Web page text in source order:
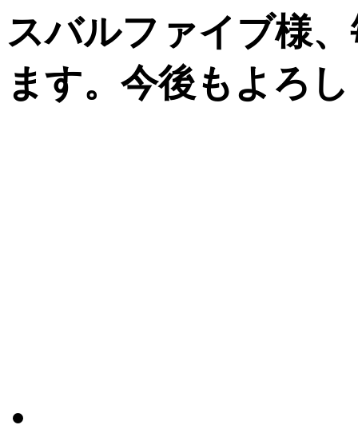
スバルファイブ様
ます。今後もよろ